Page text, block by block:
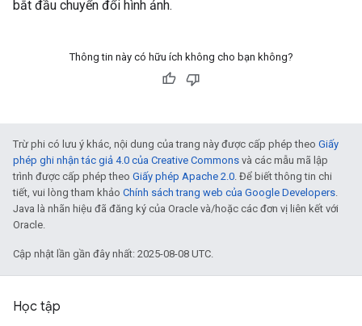
bắt đầu chuyển đổi hình ảnh.
Thông tin này có hữu ích không cho bạn không?
Trừ phi có lưu ý khác, nội dung của trang này được cấp phép theo Giấy
phép ghi nhận tác giả 4.0 của Creative Commons và các mẫu mã lập
trình được cấp phép theo Giấy phép Apache 2.0. Để biết thông tin chi
tiết, vui lòng tham khảo Chính sách trang web của Google Developers.
Java là nhãn hiệu đã đăng ký của Oracle và/hoặc các đơn vị liên kết với
Oracle.
Cập nhật lần gần đây nhất: 2025-08-08 UTC.
Học tập